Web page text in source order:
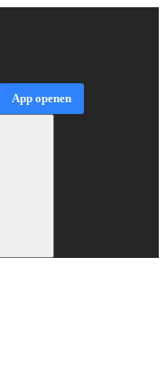
App openen